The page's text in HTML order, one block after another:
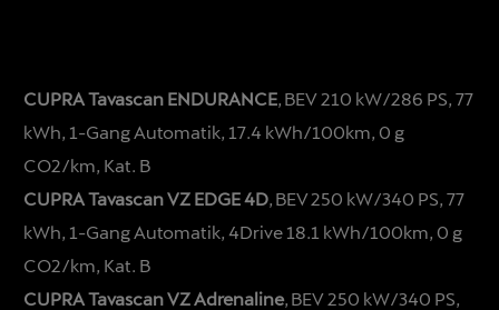
CUPRA Tavascan ENDURANCE , BEV 210 kW/286 PS, 77
kWh, 1-Gang Automatik, 17.4 kWh/100km, 0 g
CO2/km, Kat. B
CUPRA Tavascan VZ EDGE 4D , BEV 250 kW/340 PS, 77
kWh, 1-Gang Automatik, 4Drive 18.1 kWh/100km, 0 g
CO2/km, Kat. B
CUPRA Tavascan VZ Adrenaline, BEV 250 kW/340 PS,